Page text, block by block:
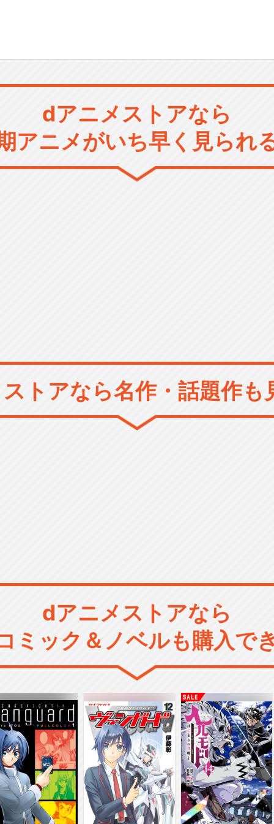
dアニメストアなら
アニメがいち早く見られ
トアなら名作・話題作も
dアニメストアなら
ミック＆ノベルも購入で